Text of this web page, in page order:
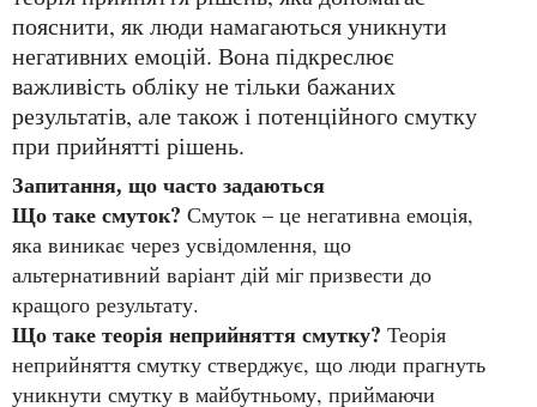
пояснити, як люди намагаються уникнути
негативних емоцій. Вона підкреслює
важливість обліку не тільки бажаних
результатів, але також і потенційного смутку
при прийнятті рішень.
Запитання, що часто задаються
Що таке смуток? Смуток – це негативна емоція,
яка виникає через усвідомлення, що
альтернативний варіант дій міг призвести до
кращого результату.
Що таке теорія неприйняття смутку? Теорія
неприйняття смутку стверджує, що люди прагнуть
уникнути смутку в майбутньому, приймаючи